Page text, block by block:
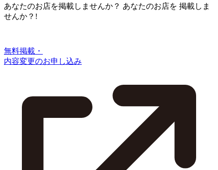
あなたのお店を掲載しませんか？ あなたのお店を 掲載しま
せんか？!
無料掲載・
内容変更のお申し込み